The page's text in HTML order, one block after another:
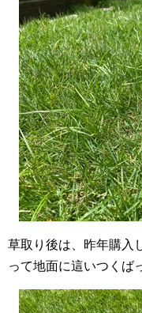
草取り後は、昨年購入
って地面に這いつくば